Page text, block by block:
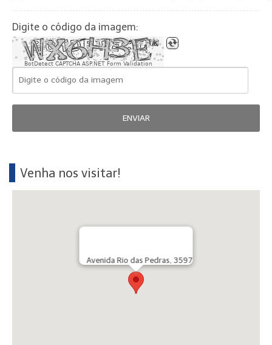
Digite o código da imagem:
BotDetect CAPTCHA ASP.NET Form Validation
ENVIAR
Venha nos visitar!
Avenida Rio das Pedras, 3597